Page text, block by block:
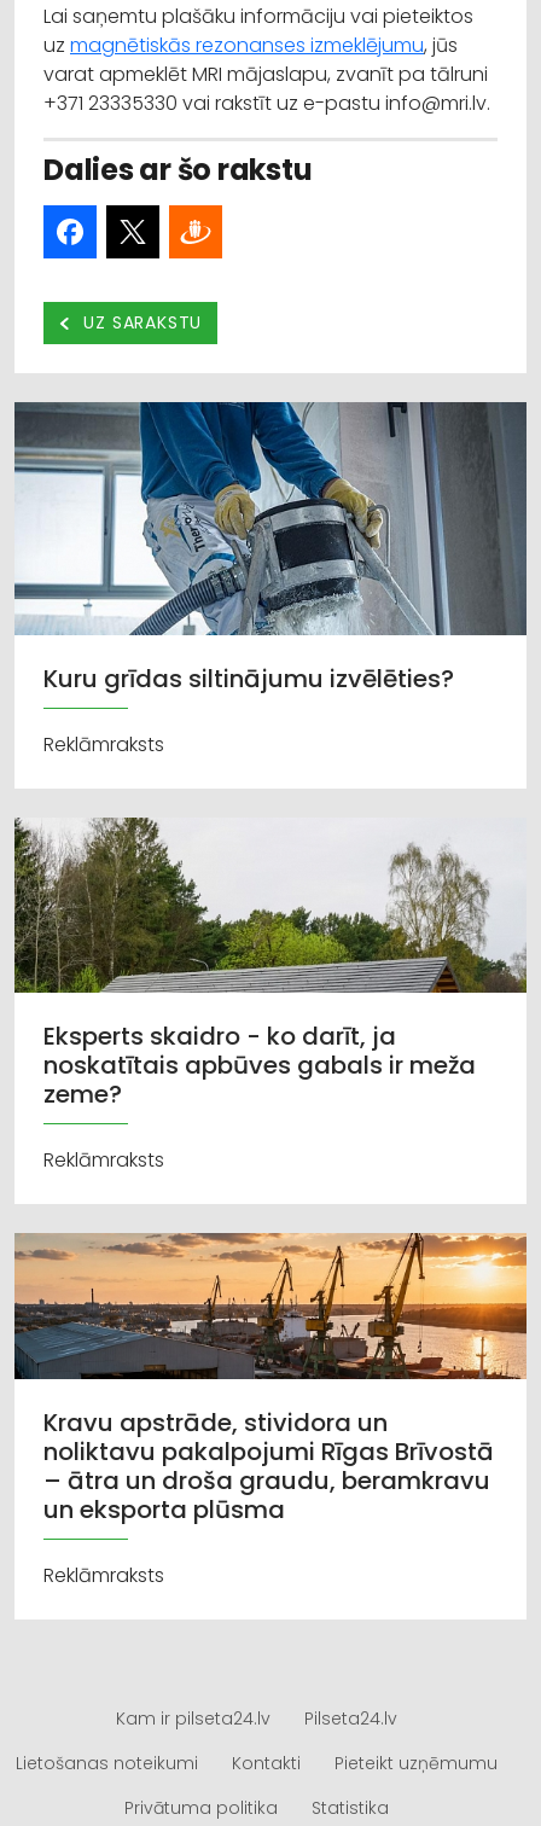
Lai saņemtu plašāku informāciju vai pieteiktos
uz magnētiskās rezonanses izmeklējumu, jūs
varat apmeklēt MRI mājaslapu, zvanīt pa tālruni
+371 23335330 vai rakstīt uz e-pastu info@mri.lv.
Dalies ar šo rakstu
UZ SARAKSTU
Kuru grīdas siltinājumu izvēlēties?
Reklāmraksts
Eksperts skaidro - ko darīt, ja
noskatītais apbūves gabals ir meža
zeme?
Reklāmraksts
Kravu apstrāde, stividora un
noliktavu pakalpojumi Rīgas Brīvostā
– ātra un droša graudu, beramkravu
un eksporta plūsma
Reklāmraksts
Kam ir pilseta24.lv
Pilseta24.lv
Lietošanas noteikumi
Kontakti
Pieteikt uzņēmumu
Privātuma politika
Statistika